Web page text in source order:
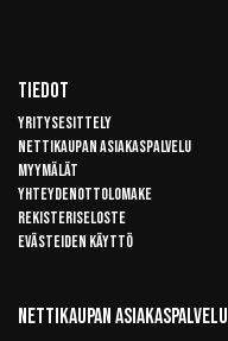
Tiedot
Yritysesittely
Nettikaupan asiakaspalvelu
Myymälät
Yhteydenottolomake
Rekisteriseloste
Evästeiden käyttö
Nettikaupan Asiakaspalvelu